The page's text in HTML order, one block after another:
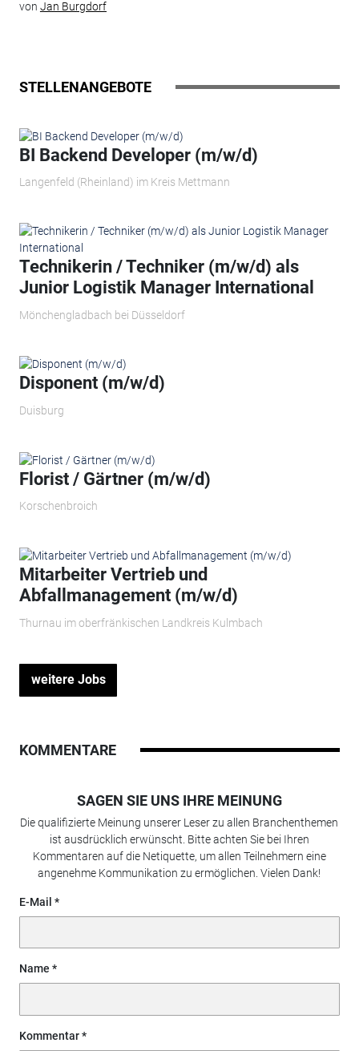
von Jan Burgdorf
STELLENANGEBOTE
BI Backend Developer (m/w/d)
Langenfeld (Rheinland) im Kreis Mettmann
Technikerin / Techniker (m/w/d) als
Junior Logistik Manager International
Mönchengladbach bei Düsseldorf
Disponent (m/w/d)
Duisburg
Florist / Gärtner (m/w/d)
Korschenbroich
Mitarbeiter Vertrieb und
Abfallmanagement (m/w/d)
Thurnau im oberfränkischen Landkreis Kulmbach
weitere Jobs
KOMMENTARE
SAGEN SIE UNS IHRE MEINUNG
Die qualifizierte Meinung unserer Leser zu allen Branchenthemen
ist ausdrücklich erwünscht. Bitte achten Sie bei Ihren
Kommentaren auf die Netiquette, um allen Teilnehmern eine
angenehme Kommunikation zu ermöglichen. Vielen Dank!
E-Mail
Name
Kommentar